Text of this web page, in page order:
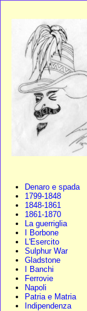
Denaro e spada
1799-1848
1848-1861
1861-1870
La guerriglia
I Borbone
L'Esercito
Sulphur War
Gladstone
I Banchi
Ferrovie
Napoli
Patria e Matria
Indipendenza